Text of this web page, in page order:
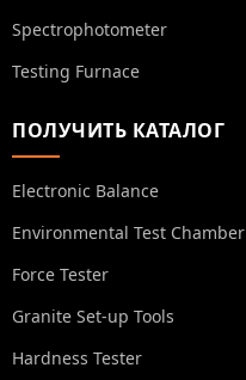
Spectrophotometer
Testing Furnace
ПОЛУЧИТЬ КАТАЛОГ
Electronic Balance
Environmental Test Chamber
Force Tester
Granite Set-up Tools
Hardness Tester